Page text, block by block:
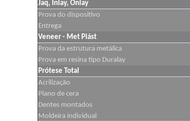
Jaq, Inlay, Onlay
Prova do dispositivo
Entrega
Veneer - Met Plást
Prova da estrutura metálica
Prova em resina tipo Duralay
Prótese Total
Acrilização
Plano de cera
Dentes montados
Moldeira individual